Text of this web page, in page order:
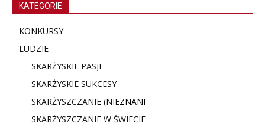
KATEGORIE
KONKURSY
LUDZIE
SKARŻYSKIE PASJE
SKARŻYSKIE SUKCESY
SKARŻYSZCZANIE (NIEZNANI
SKARŻYSZCZANIE W ŚWIECIE